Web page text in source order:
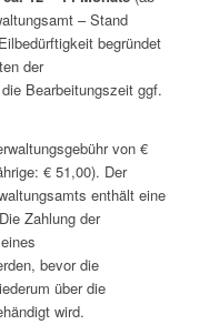
– Stand
begründet
der
Bearbeitungszeit ggf.
von €
€ 51,00). Der
enthält eine
Zahlung der
bevor die
über die
wird.